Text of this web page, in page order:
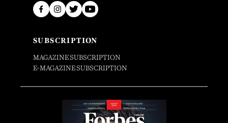
SUBSCRIPTION
MAGAZINE SUBSCRIPTION
E-MAGAZINE SUBSCRIPTION